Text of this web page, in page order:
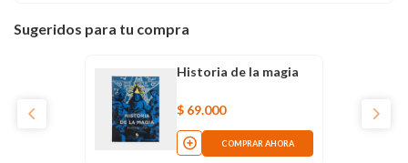
Sugeridos para tu compra
Historia de la magia
$ 69.000
COMPRAR AHORA